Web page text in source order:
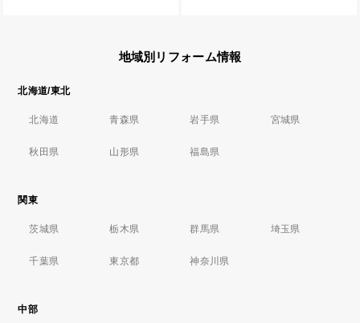
地域別リフォーム情報
北海道/東北
北海道 青森県 岩手県 宮城県
秋田県 山形県 福島県
関東
茨城県 栃木県 群馬県 埼玉県
千葉県 東京都 神奈川県
中部